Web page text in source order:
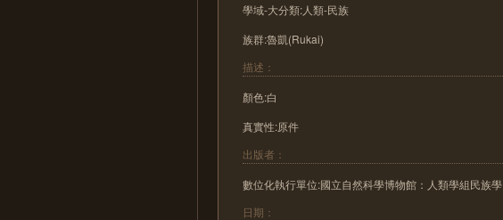
學域-大分類:人類-民族
族群:魯凱(Rukai)
描述：
顏色:白
真實性:原件
出版者：
數位化執行單位:國立自然科學博物館：人類學組民族學
日期：